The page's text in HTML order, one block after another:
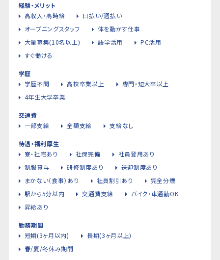
経験・メリット
高収入・高時給
日払い/週払い
オープニングスタッフ
体を動かす仕事
大量募集(10名以上)
語学活用
PC活用
すぐ働ける
学歴
学歴不問
高校卒業以上
専門・短大卒以上
4年生大学卒業
交通費
一部支給
全額支給 支給なし
待遇・福利厚生
寮・社宅あり
社保完備
社員登用あり
制服貸与
研修制度あり
送迎制度あり
まかない（食事）あり
社員割引あり
完全分煙
駅から5分以内
交通費支給
バイク・車通勤OK
昇給あり
勤務期間
短期(3ヶ月以内)
長期(3ヶ月以上)
春/夏/冬休み期間